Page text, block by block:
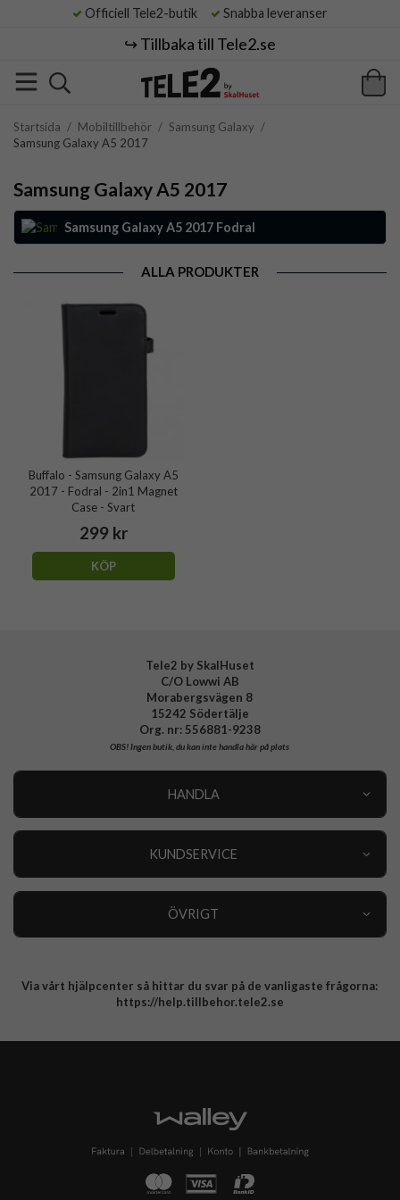
Officiell Tele2-butik Snabba leveranser
↪️ Tillbaka till Tele2.se
Startsida / Mobiltillbehör / Samsung Galaxy /
Samsung Galaxy A5 2017
Samsung Galaxy A5 2017
Samsung Galaxy A5 2017 Fodral
ALLA PRODUKTER
Buffalo - Samsung Galaxy A5
2017 - Fodral - 2in1 Magnet
Case - Svart
299 kr
KÖP
Tele2 by SkalHuset
C/O Lowwi AB
Morabergsvägen 8
15242 Södertälje
Org. nr: 556881-9238
OBS!Ingen butik, du kan inte handla här på plats
HANDLA
KUNDSERVICE
ÖVRIGT
Integritetspolicy
Via vårt hjälpcenter så hittar du svar på de vanligaste frågorna:
https://help.tillbehor.tele2.se